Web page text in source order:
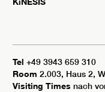
Tel +49 3943 659 310
Room 2.003, Haus 2,
Visiting Times nach